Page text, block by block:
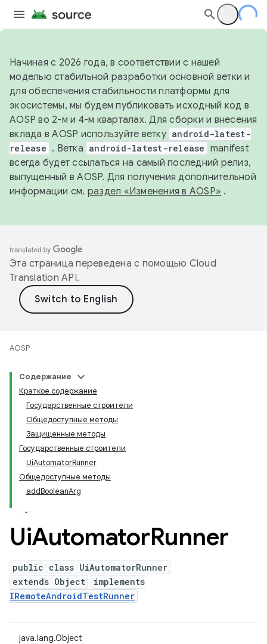
Начиная с 2026 года, в соответствии с нашей
моделью стабильной разработки основной ветки и
для обеспечения стабильности платформы для
экосистемы, мы будем публиковать исходный код в
AOSP во 2-м и 4-м кварталах. Для сборки и внесения
вклада в AOSP используйте ветку android-latest-
release . Ветка android-latest-release manifest
всегда будет ссылаться на самый последний релиз,
выпущенный в AOSP. Для получения дополнительной
информации см. раздел «Изменения в AOSP» .
Эта страница переведена с помощью Cloud
Translation API.
AOSP
Содержание
Краткое содержание
Государственные строители
Общедоступные методы
Защищенные методы
Государственные строители
UiAutomatorRunner
Общедоступные методы
addBooleanArg
UiAutomatorRunner
public class UiAutomatorRunner
extends Object
implements
IRemoteAndroidTestRunner
java.lang.Object